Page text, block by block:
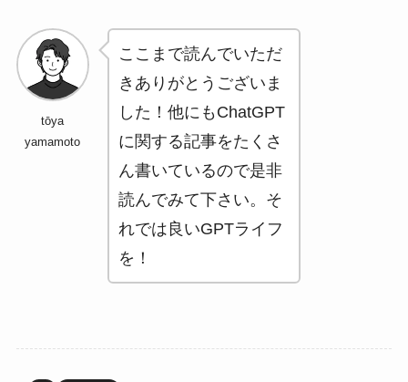
tōya
yamamoto
ここまで読んでいただ
きありがとうございま
した！他にもChatGPT
に関する記事をたくさ
ん書いているので是非
読んでみて下さい。そ
れでは良いGPTライフ
を！